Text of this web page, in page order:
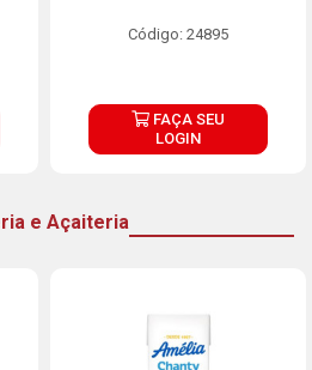
Código: 24895
FAÇA SEU
LOGIN
e Açaiteria